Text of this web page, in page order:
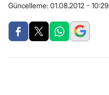
Güncelleme: 01.08.2012 - 10:29